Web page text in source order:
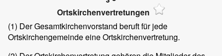
Ortskirchenvertretungen
(1) Der Gesamtkirchenvorstand beruft für jede
Ortskirchengemeinde eine Ortskirchenvertretung.